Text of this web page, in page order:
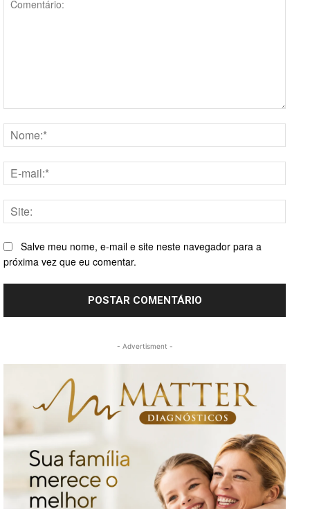
mail:*
Salve meu nome, e-mail e site neste navegador para a
próxima vez que eu comentar.
- Advertisment -